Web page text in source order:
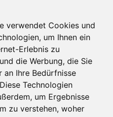
verwendet Cookies und
um Ihnen ein
Erlebnis zu
die Werbung, die Sie
an Ihre Bedürfnisse
Technologien
um Ergebnisse
zu verstehen, woher
EINSTELLUNGEN